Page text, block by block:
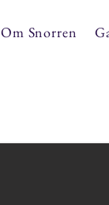
Om Snorren